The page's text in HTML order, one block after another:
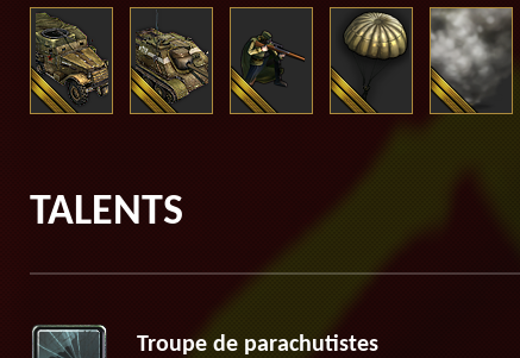
TALENTS
Troupe de parachutistes